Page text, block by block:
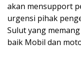
akan mensupport
urgensi pihak
Sulut yang
baik Mobil dan